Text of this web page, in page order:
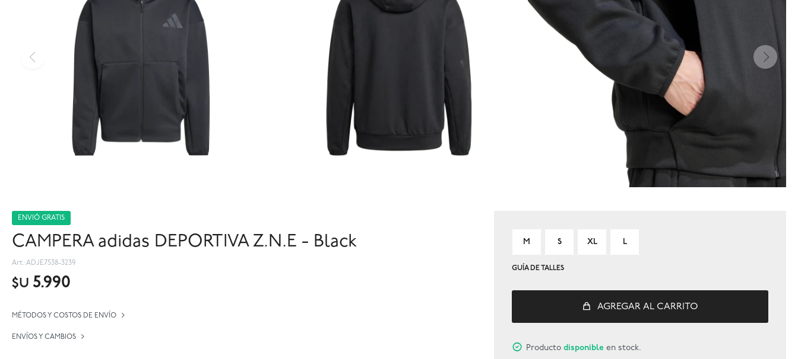
ENVIÓ GRATIS
CAMPERA adidas DEPORTIVA Z.N.E - Black
ADJE7538-3239
$U 5.990
MÉTODOS Y COSTOS DE ENVÍO
ENVÍOS Y CAMBIOS
M S XL L
GUÍA DE TALLES
AGREGAR AL CARRITO
Productodisponible en stock.